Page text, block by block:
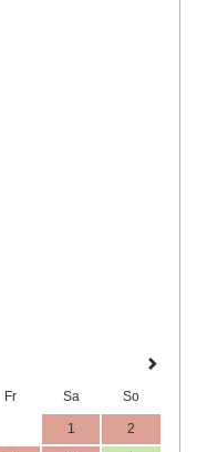
Fr Sa So
1 2